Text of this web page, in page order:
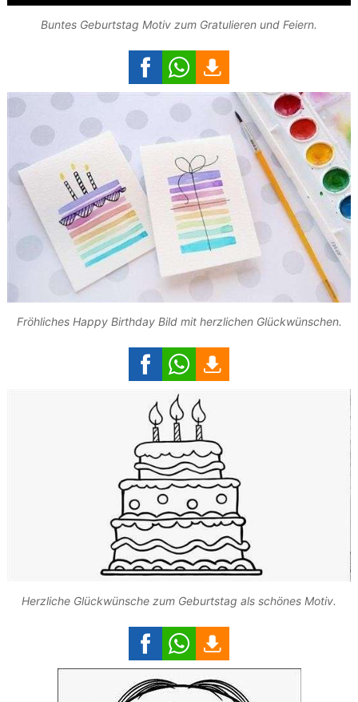
Buntes Geburtstag Motiv zum Gratulieren und Feiern.
Fröhliches Happy Birthday Bild mit herzlichen Glückwünschen.
Herzliche Glückwünsche zum Geburtstag als schönes Motiv.